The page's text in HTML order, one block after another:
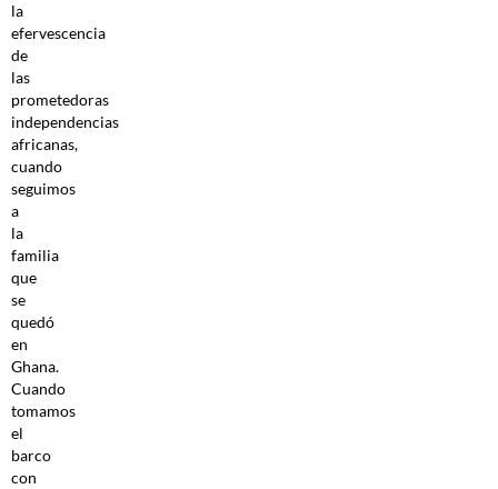
la
efervescencia
de
las
prometedoras
independencias
africanas,
cuando
seguimos
a
la
familia
que
se
quedó
en
Ghana.
Cuando
tomamos
el
barco
con